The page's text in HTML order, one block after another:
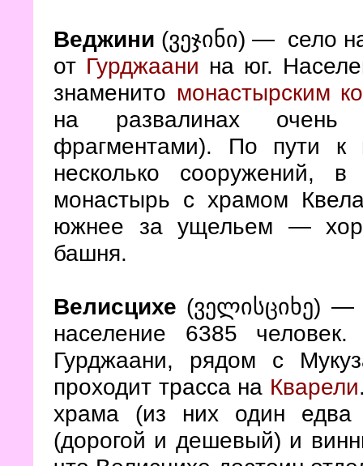
Веджини (ვეჯინი) — село
от Гурджаани на юг.
знаменито монастырским
на развалинах очень
фрагментами). По пути
несколько сооружений,
монастырь с храмом
южнее за ущельем —
башня.
Велисцихе (ველისციხე)
население 6385
Гурджаани, рядом с
проходит трасса на Кварели
храма (из них один
(дорогой и дешевый) и